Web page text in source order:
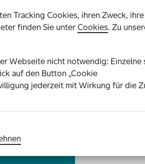
zum
haben
und keine
bis da endlich
eine
Zu
Tracking Cookies, ihren Zweck, ihre
finden Sie unterCookies. Zu
Webseite nicht notwendig: Einzelne
auf den Button „Cookie
jederzeit mit Wirkung für die